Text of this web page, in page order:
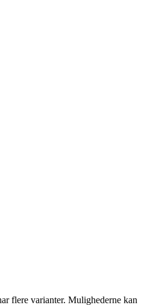
flere varianter. Mulighederne kan